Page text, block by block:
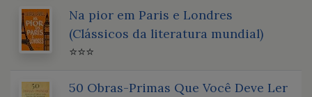
Na pior em Paris e Londres
(Clássicos da literatura mundial)
⭐⭐⭐
50 Obras-Primas Que Você Deve Ler